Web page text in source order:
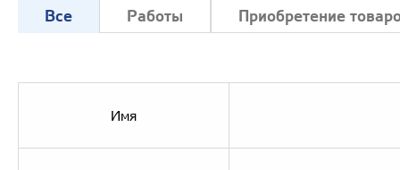
Все Работы Приобретение
Имя